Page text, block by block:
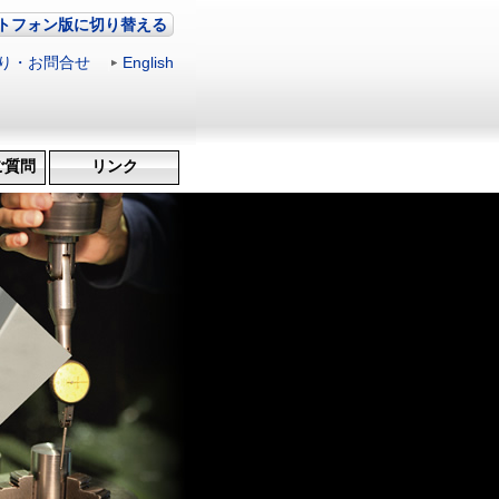
フォン版に切り替える
・お問合せ English
問 リンク